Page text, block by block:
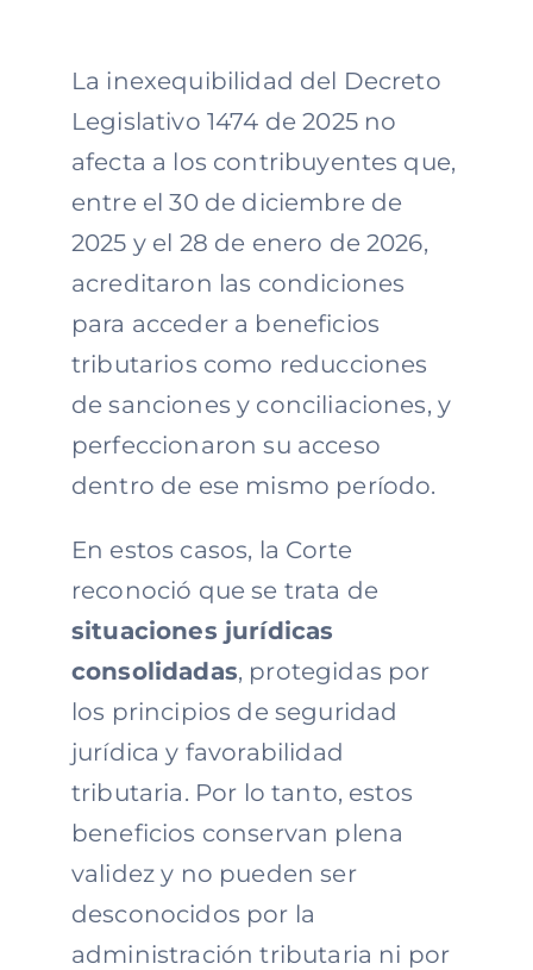
La inexequibilidad del Decreto
Legislativo 1474 de 2025 no
afecta a los contribuyentes que,
entre el 30 de diciembre de
2025 y el 28 de enero de 2026,
acreditaron las condiciones
para acceder a beneficios
tributarios como reducciones
de sanciones y conciliaciones, y
perfeccionaron su acceso
dentro de ese mismo período.
En estos casos, la Corte
reconoció que se trata de
situaciones jurídicas
consolidadas, protegidas por
los principios de seguridad
jurídica y favorabilidad
tributaria. Por lo tanto, estos
beneficios conservan plena
validez y no pueden ser
desconocidos por la
administración tributaria ni por